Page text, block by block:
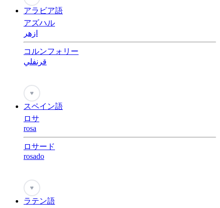
アラビア語
アズハル
ازهر
コルンフォリー
قرنفلي
♥
スペイン語
ロサ
rosa
ロサード
rosado
♥
ラテン語